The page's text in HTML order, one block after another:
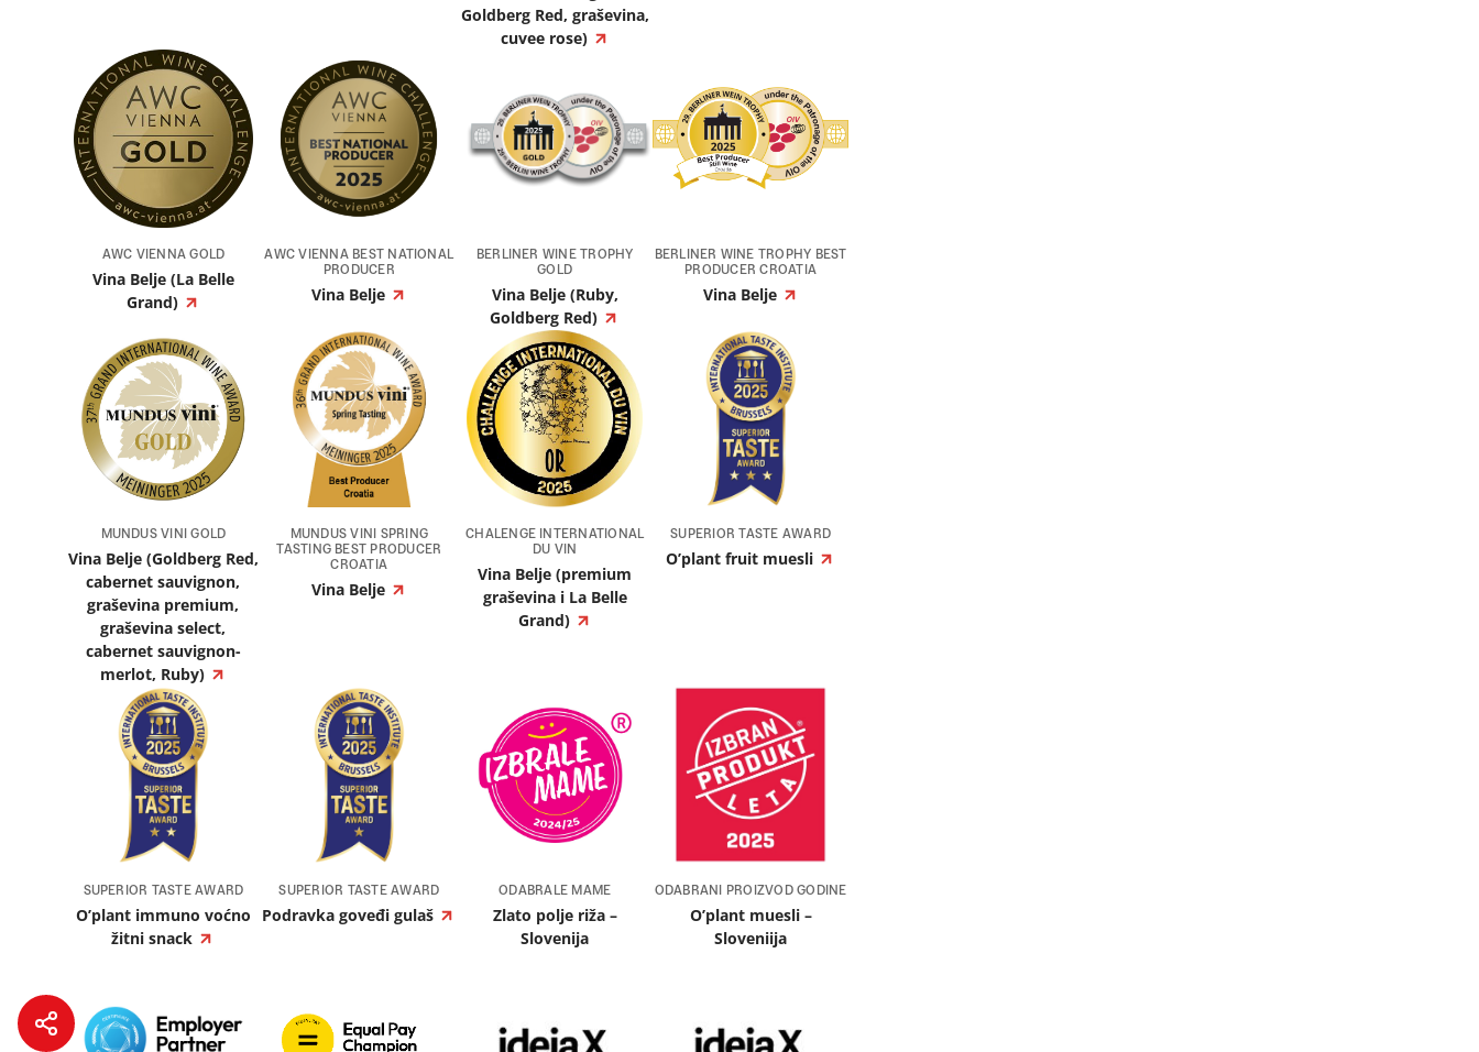
Goldberg Red, graševina,
cuvee rose)
AWC VIENNA GOLD
Vina Belje (La Belle
Grand)
AWC VIENNA BEST NATIONAL
PRODUCER
Vina Belje
BERLINER WINE TROPHY
GOLD
Vina Belje (Ruby,
Goldberg Red)
BERLINER WINE TROPHY BEST
PRODUCER CROATIA
Vina Belje
MUNDUS VINI GOLD
Vina Belje (Goldberg Red,
cabernet sauvignon,
graševina premium,
graševina select,
cabernet sauvignon-
merlot, Ruby)
MUNDUS VINI SPRING
TASTING BEST PRODUCER
CROATIA
Vina Belje
CHALENGE INTERNATIONAL
DU VIN
Vina Belje (premium
graševina i La Belle
Grand)
SUPERIOR TASTE AWARD
O’plant fruit muesli
SUPERIOR TASTE AWARD
O’plant immuno voćno
žitni snack
SUPERIOR TASTE AWARD
Podravka goveđi gulaš
ODABRALE MAME
Zlato polje riža –
Slovenija
ODABRANI PROIZVOD GODINE
O’plant muesli –
Sloveniija